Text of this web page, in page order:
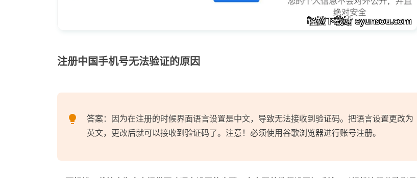
注册中国手机号无法验证的原因
答案：因为在注册的时候界面语言设置是中文，导致无法接收到验证码。把语言设置更改为
英文，更改后就可以接收到验证码了。注意！必须使用谷歌浏览器进行账号注册。